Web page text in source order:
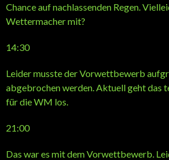
Chance auf nachlassenden Regen.
Wettermacher mit?
14:30
Leider musste der Vorwettbewerb
abgebrochen werden. Aktuell geht das
für die WM los.
21:00
Das war es mit dem Vorwettbewerb.